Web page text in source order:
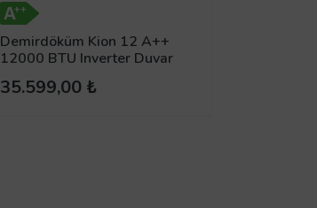
Demirdöküm Kion 12 A++
12000 BTU Inverter Duvar
35.599,00 ₺